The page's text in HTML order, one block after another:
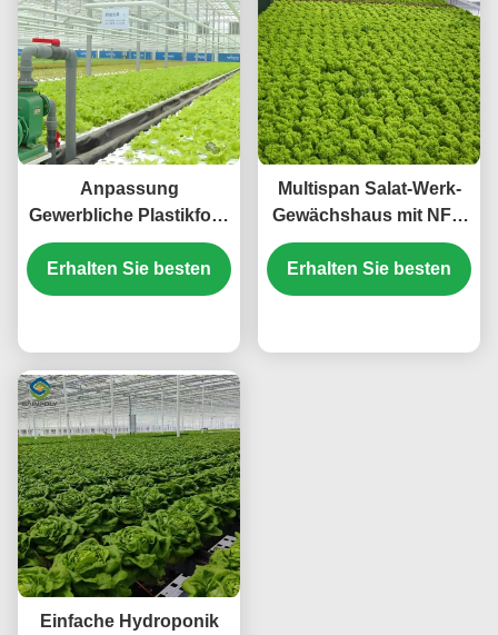
Anpassung
Gewerbliche Plastikfolie
Gewächshaus für den
Salatpflanzen
Erhalten Sie besten
Multispan Salat-Werk-
Gewächshaus mit NFT-
Hydroponischen
Anbausystemen
Erhalten Sie besten
Einfache Hydroponik